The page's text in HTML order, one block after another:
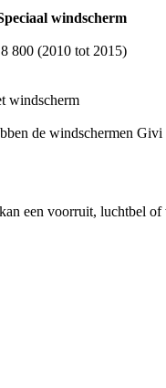
windscherm
800 (2010 tot 2015)
windscherm
de windschermen
een voorruit, luchtbel